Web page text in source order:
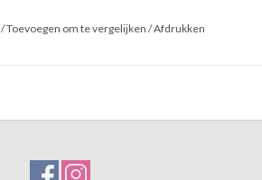
/Toevoegen om te vergelijken /Afdrukken